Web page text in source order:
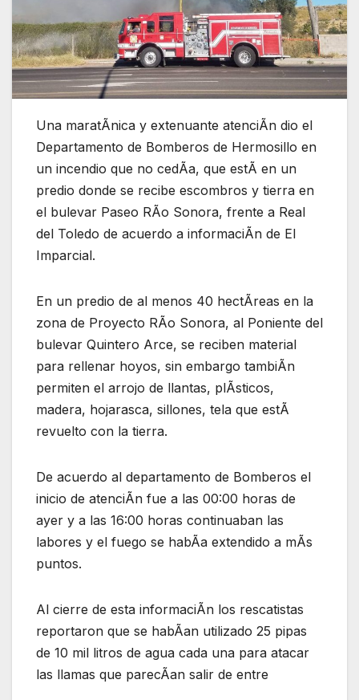
Una maratÃnica y extenuante atenciÃn dio el
Departamento de Bomberos de Hermosillo en
un incendio que no cedÃa, que estÃ en un
predio donde se recibe escombros y tierra en
el bulevar Paseo RÃo Sonora, frente a Real
del Toledo de acuerdo a informaciÃn de El
Imparcial.
En un predio de al menos 40 hectÃreas en la
zona de Proyecto RÃo Sonora, al Poniente del
bulevar Quintero Arce, se reciben material
para rellenar hoyos, sin embargo tambiÃn
permiten el arrojo de llantas, plÃsticos,
madera, hojarasca, sillones, tela que estÃ
revuelto con la tierra.
De acuerdo al departamento de Bomberos el
inicio de atenciÃn fue a las 00:00 horas de
ayer y a las 16:00 horas continuaban las
labores y el fuego se habÃa extendido a mÃs
puntos.
Al cierre de esta informaciÃn los rescatistas
reportaron que se habÃan utilizado 25 pipas
de 10 mil litros de agua cada una para atacar
las llamas que parecÃan salir de entre